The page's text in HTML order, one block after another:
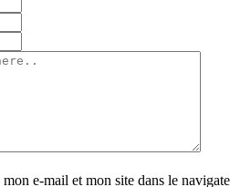
e-mail et mon site dans le